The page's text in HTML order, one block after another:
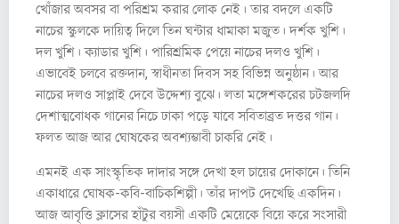
খোঁজার অবসর বা পরিশ্রম করার লোক নেই। তার বদলে একটি
নাচের স্কুলকে দায়িত্ব দিলে তিন ঘন্টার ধামাকা মজুত। দর্শক খুশি।
দল খুশি। ক্যাডার খুশি। পারিশ্রমিক পেয়ে নাচের দলও খুশি।
এভাবেই চলবে রক্তদান, স্বাধীনতা দিবস সহ বিভিন্ন অনুষ্ঠান। আর
নাচের দলও সাপ্লাই দেবে উদ্দেশ্য বুঝে। লতা মঙ্গেশকরের চটজলদি
দেশাত্মবোধক গানের নিচে ঢাকা পড়ে যাবে সবিতাব্রত দত্তর গান।
ফলত আজ আর ঘোষকের অবশ্যম্ভাবী চাকরি নেই।
এমনই এক সাংস্কৃতিক দাদার সঙ্গে দেখা হল চায়ের দোকানে। তিনি
একাধারে ঘোষক-কবি-বাচিকশিল্পী। তাঁর দাপট দেখেছি একদিন।
আজ আবৃত্তি ক্লাসের হাঁটুর বয়সী একটি মেয়েকে বিয়ে করে সংসারী